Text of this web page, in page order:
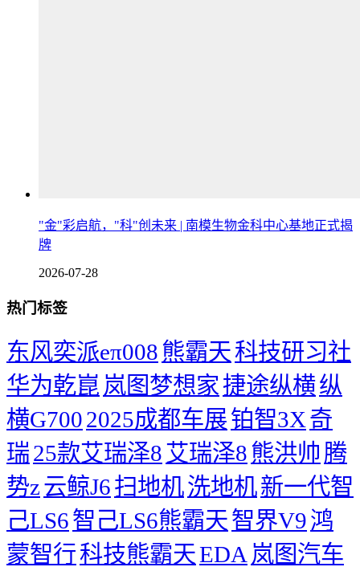
"金"彩启航，"科"创未来 | 南模生物金科中心基地正式揭
牌
2026-07-28
热门标签
东风奕派eπ008 熊霸天科技研习社
华为乾崑 岚图梦想家 捷途纵横纵
横G7002025成都车展铂智3X奇
瑞25款艾瑞泽8艾瑞泽8 熊洪帅 腾
势z云鲸J6扫地机洗地机新一代智
己LS6智己LS6熊霸天智界V9鸿
蒙智行科技熊霸天EDA 岚图汽车